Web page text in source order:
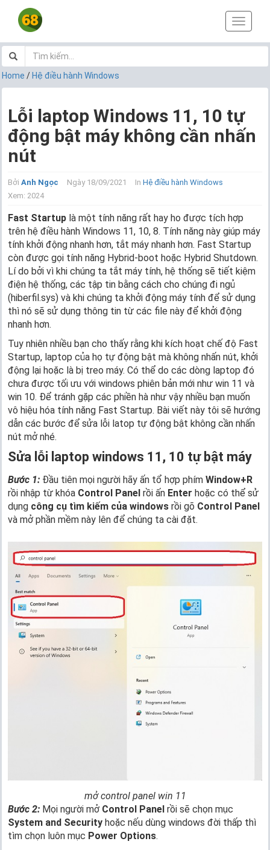
T
o
g
v
i
g
Home / Hệ điều hành Windows
Lỗi laptop Windows 11, 10 tự
động bật máy không cần nhấn
nút
Bởi Anh Ngọc Ngày 18/09/2021 In Hệ điều hành Windows
Xem: 2024
Fast Startup là một tính năng rất hay ho được tích hợp
trên hệ điều hành Windows 11, 10, 8. Tính năng này giúp máy
tính khởi động nhanh hơn, tắt máy nhanh hơn. Fast Startup
còn được gọi tính năng Hybrid-boot hoặc Hybrid Shutdown.
Lí do bởi vì khi chúng ta tắt máy tính, hệ thống sẽ tiết kiệm
điện hệ thống, các tập tin bằng cách cho chúng đi ngủ
(hiberfil.sys) và khi chúng ta khởi động máy tính để sử dụng
thì nó sẽ sử dụng thông tin từ các file này để khởi động
nhanh hơn.
Tuy nhiên nhiều bạn cho thấy rằng khi kích hoạt chế độ Fast
Startup, laptop của họ tự động bật mà không nhấn nút, khởi
động lại hoặc là bị treo máy. Có thể do các dòng laptop đó
chưa được tối ưu với windows phiên bản mới như win 11 và
win 10. Để tránh gặp các phiền hà như vậy nhiều bạn muốn
vô hiệu hóa tính năng Fast Startup. Bài viết này tôi sẽ hướng
dẫn các bước để sửa lỗi latop tự động bật không cần nhấn
nút mở nhé.
Sửa lỗi laptop windows 11, 10 tự bật máy
Bước 1: Đầu tiên mọi người hãy ấn tổ hợp phím Window+R
rồi nhập từ khóa Control Panel rồi ấn Enter hoặc có thể sử
dụng công cụ tìm kiếm của windows rồi gõ Control Panel
và mở phần mềm này lên để chúng ta cài đặt.
mở control panelwin 11
Bước 2: Mọi người mở Control Panel rồi sẽ chọn mục
System and Security hoặc nếu dùng windows đời thấp thì
tìm chọn luôn mục Power Options.